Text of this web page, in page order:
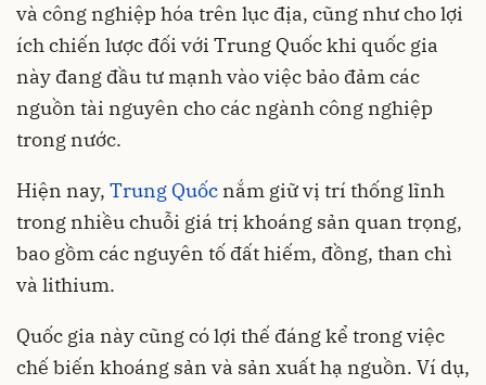
và công nghiệp hóa trên lục địa, cũng như cho lợi
ích chiến lược đối với Trung Quốc khi quốc gia
này đang đầu tư mạnh vào việc bảo đảm các
nguồn tài nguyên cho các ngành công nghiệp
trong nước.
Hiện nay, Trung Quốc nắm giữ vị trí thống lĩnh
trong nhiều chuỗi giá trị khoáng sản quan trọng,
bao gồm các nguyên tố đất hiếm, đồng, than chì
và lithium.
Quốc gia này cũng có lợi thế đáng kể trong việc
chế biến khoáng sản và sản xuất hạ nguồn. Ví dụ,